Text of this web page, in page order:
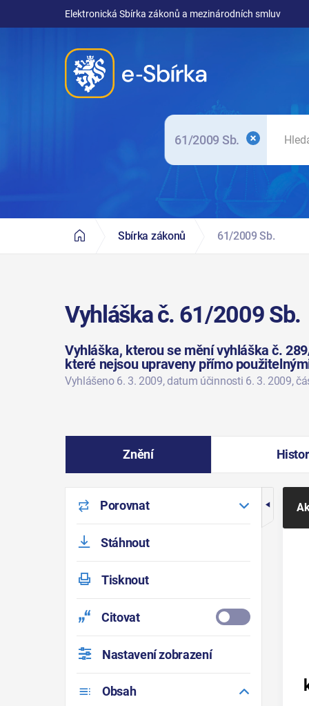
Elektronická Sbírka zákonů a mezinárodních smluv
61/2009 Sb.
Sbírka zákonů 61/2009 Sb.
Vyhláška č. 61/2009 Sb.
Vyhláška, kterou se mění vyhláška č.
které nejsou upraveny přímo
Vyhlášeno 6. 3. 2009, datum účinnosti 6. 3. 2009,
Znění
Porovnat
Stáhnout
Tisknout
Citovat
Nastavení zobrazení
Obsah